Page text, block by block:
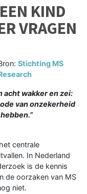
KIND
VRAGEN
Stichting MS
acht wakker en zei:
van onzekerheid
centrale
In Nederland
is de kennis
de oorzaken van MS
niet.